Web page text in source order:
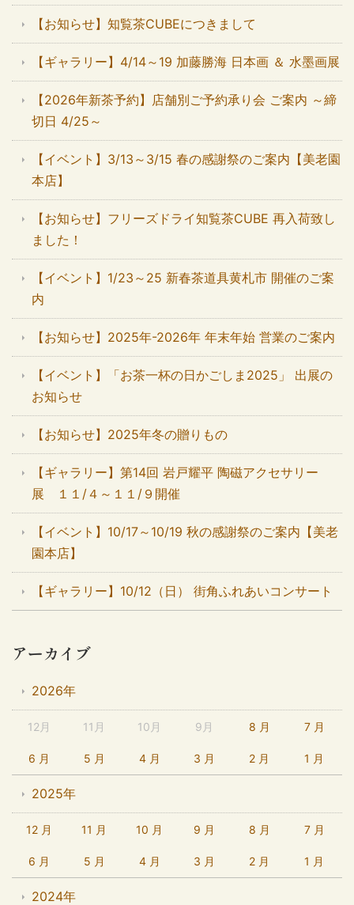
【お知らせ】知覧茶CUBEにつきまして
【ギャラリー】4/14～19 加藤勝海 日本画 ＆ 水墨画展
【2026年新茶予約】店舗別ご予約承り会 ご案内 ～締
切日 4/25～
【イベント】3/13～3/15 春の感謝祭のご案内【美老園
本店】
【お知らせ】フリーズドライ知覧茶CUBE 再入荷致し
ました！
【イベント】1/23～25 新春茶道具黄札市 開催のご案
内
【お知らせ】2025年-2026年 年末年始 営業のご案内
【イベント】「お茶一杯の日かごしま2025」 出展の
お知らせ
【お知らせ】2025年冬の贈りもの
【ギャラリー】第14回 岩戸耀平 陶磁アクセサリー
展 １１/４～１１/９開催
【イベント】10/17～10/19 秋の感謝祭のご案内【美老
園本店】
【ギャラリー】10/12（日） 街角ふれあいコンサート
アーカイブ
2026年
12月 11月 10月 9月 8 月 7 月
6 月 5 月 4 月 3 月 2 月 1 月
2025年
12 月 11 月 10 月 9 月 8 月 7 月
6 月 5 月 4 月 3 月 2 月 1 月
2024年